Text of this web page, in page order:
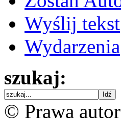
Wyślij tekst
Wydarzenia
szukaj:
© Prawa